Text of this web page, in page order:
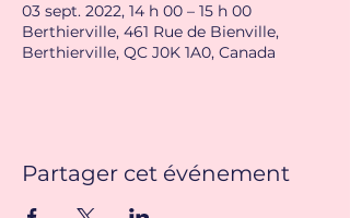
03 sept. 2022, 14 h 00 – 15 h 00
Berthierville, 461 Rue de Bienville,
Berthierville, QC J0K 1A0, Canada
Partager cet événement